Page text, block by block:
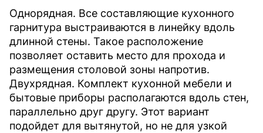
Однорядная. Все составляющие кухонного
гарнитура выстраиваются в линейку вдоль
длинной стены. Такое расположение
позволяет оставить место для прохода и
размещения столовой зоны напротив.
Двухрядная. Комплект кухонной мебели и
бытовые приборы располагаются вдоль стен,
параллельно друг другу. Этот вариант
подойдет для вытянутой, но не для узкой